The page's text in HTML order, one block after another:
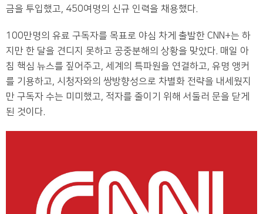
금을 투입했고, 450여명의 신규 인력을 채용했다.
100만명의 유료 구독자를 목표로 야심 차게 출발한 CNN+는 하
지만 한 달을 견디지 못하고 공중분해의 상황을 맞았다. 매일 아
침 핵심 뉴스를 짚어주고, 세계의 특파원을 연결하고, 유명 앵커
를 기용하고, 시청자와의 쌍방향성으로 차별화 전략을 내세웠지
만 구독자 수는 미미했고, 적자를 줄이기 위해 서둘러 문을 닫게
된 것이다.